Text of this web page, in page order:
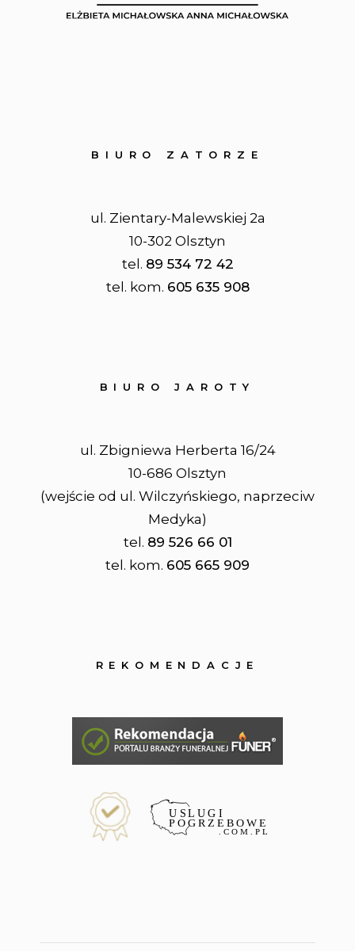
BIURO ZATORZE
ul. Zientary-Malewskiej 2a
10-302 Olsztyn
tel. 89 534 72 42
tel. kom. 605 635 908
BIURO JAROTY
ul. Zbigniewa Herberta 16/24
10-686 Olsztyn
(wejście od ul. Wilczyńskiego, naprzeciw
Medyka)
tel. 89 526 66 01
tel. kom. 605 665 909
REKOMENDACJE